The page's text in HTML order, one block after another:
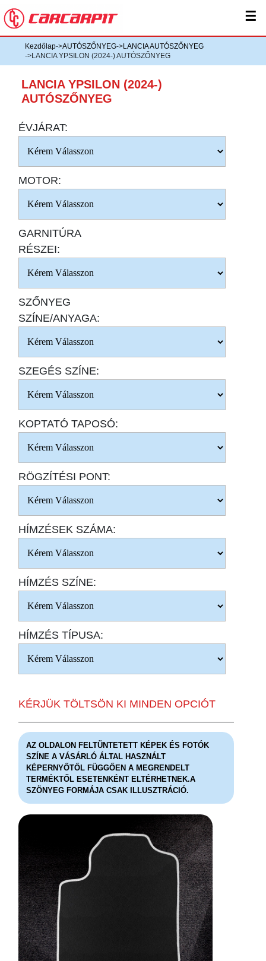
☰
Kezdőlap->AUTÓSZŐNYEG->LANCIA AUTÓSZŐNYEG
->LANCIA YPSILON (2024-) AUTÓSZŐNYEG
LANCIA YPSILON (2024-)
AUTÓSZŐNYEG
ÉVJÁRAT:
MOTOR:
GARNITÚRA
RÉSZEI:
SZŐNYEG
SZÍNE/ANYAGA:
SZEGÉS SZÍNE:
KOPTATÓ TAPOSÓ:
RÖGZÍTÉSI PONT:
HÍMZÉSEK SZÁMA:
HÍMZÉS SZÍNE:
HÍMZÉS TÍPUSA:
KÉRJÜK TÖLTSÖN KI MINDEN OPCIÓT
AZ OLDALON FELTÜNTETETT KÉPEK ÉS FOTÓK
SZÍNE A VÁSÁRLÓ ÁLTAL HASZNÁLT
KÉPERNYŐTŐL FÜGGŐEN A MEGRENDELT
TERMÉKTŐL ESETENKÉNT ELTÉRHETNEK.A
SZÖNYEG FORMÁJA CSAK ILLUSZTRÁCIÓ.